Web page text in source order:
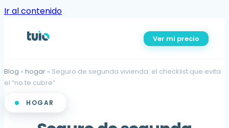
Ir al contenido
Ver mi precio
Blog » hogar » Seguro de segunda vivienda: el checklist que evita
el “no te cubre”
HOGAR